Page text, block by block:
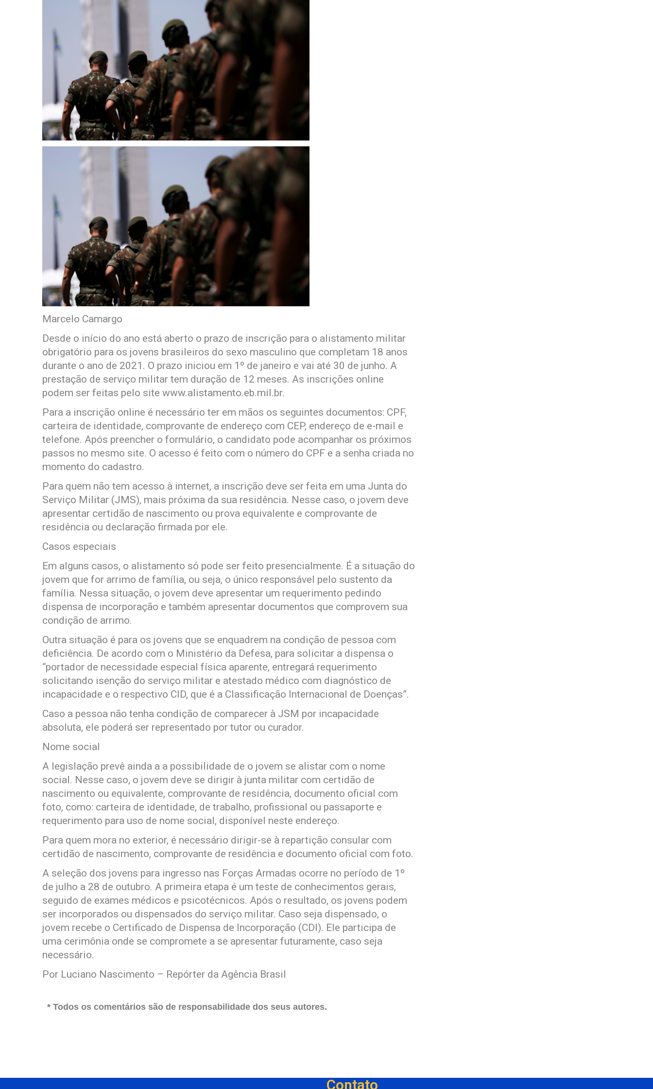
Marcelo Camargo
Desde o início do ano está aberto o prazo de inscrição para o alistamento militar
obrigatório para os jovens brasileiros do sexo masculino que completam 18 anos
durante o ano de 2021. O prazo iniciou em 1º de janeiro e vai até 30 de junho. A
prestação de serviço militar tem duração de 12 meses. As inscrições online
podem ser feitas pelo site www.alistamento.eb.mil.br.
Para a inscrição online é necessário ter em mãos os seguintes documentos: CPF,
carteira de identidade, comprovante de endereço com CEP, endereço de e-mail e
telefone. Após preencher o formulário, o candidato pode acompanhar os próximos
passos no mesmo site. O acesso é feito com o número do CPF e a senha criada no
momento do cadastro.
Para quem não tem acesso à internet, a inscrição deve ser feita em uma Junta do
Serviço Militar (JMS), mais próxima da sua residência. Nesse caso, o jovem deve
apresentar certidão de nascimento ou prova equivalente e comprovante de
residência ou declaração firmada por ele.
Casos especiais
Em alguns casos, o alistamento só pode ser feito presencialmente. É a situação do
jovem que for arrimo de família, ou seja, o único responsável pelo sustento da
família. Nessa situação, o jovem deve apresentar um requerimento pedindo
dispensa de incorporação e também apresentar documentos que comprovem sua
condição de arrimo.
Outra situação é para os jovens que se enquadrem na condição de pessoa com
deficiência. De acordo com o Ministério da Defesa, para solicitar a dispensa o
“portador de necessidade especial física aparente, entregará requerimento
solicitando isenção do serviço militar e atestado médico com diagnóstico de
incapacidade e o respectivo CID, que é a Classificação Internacional de Doenças”.
Caso a pessoa não tenha condição de comparecer à JSM por incapacidade
absoluta, ele poderá ser representado por tutor ou curador.
Nome social
A legislação prevê ainda a a possibilidade de o jovem se alistar com o nome
social. Nesse caso, o jovem deve se dirigir à junta militar com certidão de
nascimento ou equivalente, comprovante de residência, documento oficial com
foto, como: carteira de identidade, de trabalho, profissional ou passaporte e
requerimento para uso de nome social, disponível neste endereço.
Para quem mora no exterior, é necessário dirigir-se à repartição consular com
certidão de nascimento, comprovante de residência e documento oficial com foto.
A seleção dos jovens para ingresso nas Forças Armadas ocorre no período de 1º
de julho a 28 de outubro. A primeira etapa é um teste de conhecimentos gerais,
seguido de exames médicos e psicotécnicos. Após o resultado, os jovens podem
ser incorporados ou dispensados do serviço militar. Caso seja dispensado, o
jovem recebe o Certificado de Dispensa de Incorporação (CDI). Ele participa de
uma cerimônia onde se compromete a se apresentar futuramente, caso seja
necessário.
Por Luciano Nascimento – Repórter da Agência Brasil
* Todos os comentários são de responsabilidade dos seus autores.
Contato